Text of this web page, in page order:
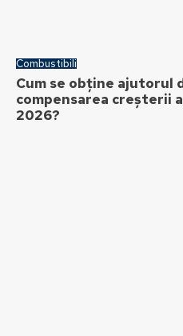
Combustibili
Cum se obține ajutorul
compensarea creșterii
2026?